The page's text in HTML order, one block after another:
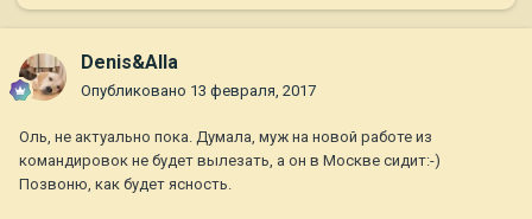
Denis&Alla
Опубликовано 13 февраля, 2017
Оль, не актуально пока. Думала, муж на новой работе из
командировок не будет вылезать, а он в Москве сидит:-)
Позвоню, как будет ясность.